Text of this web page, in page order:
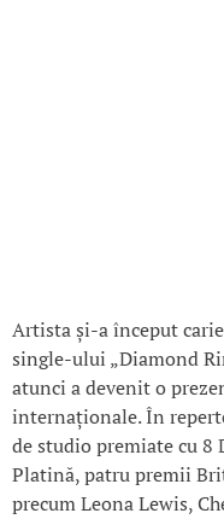
Artista și-a început
single-ului „Diamond
atunci a devenit o
internaționale. În
de studio premiate cu 8
Platină, patru premii
precum Leona Lewis,